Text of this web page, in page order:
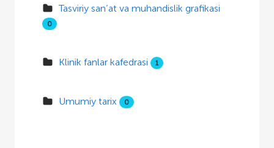
Tasviriy san’at va muhandislik grafikasi
0
Klinik fanlar kafedrasi 1
Umumiy tarix 0